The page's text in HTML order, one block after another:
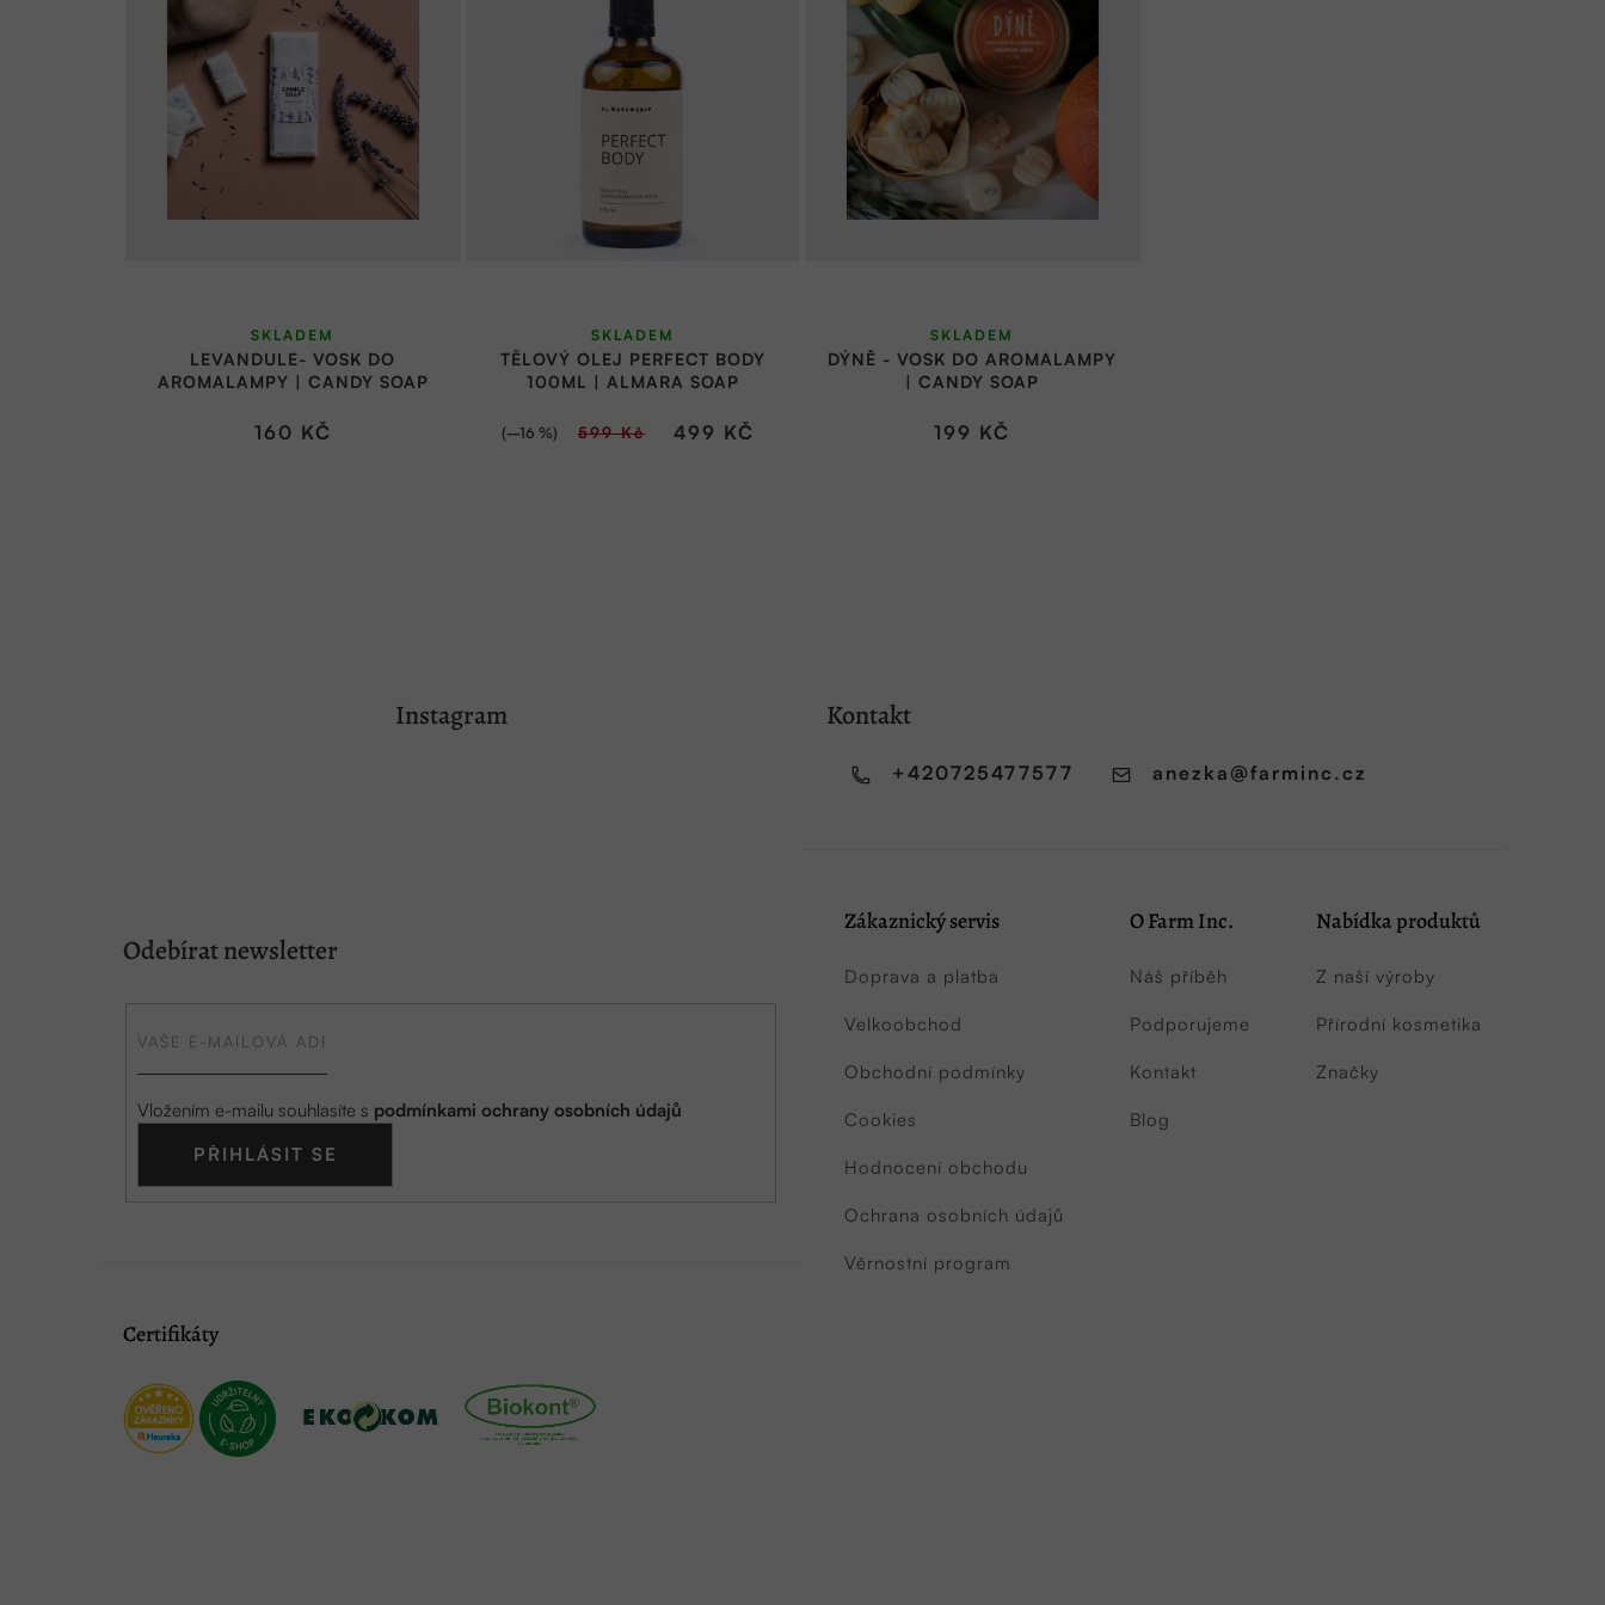
LEVANDULE- VOSK DO
AROMALAMPY | CANDY SOAP
SKLADEM
160 KČ
TĚLOVÝ OLEJ PERFECT BODY
100ML | ALMARA SOAP
SKLADEM
499 KČ
599 Kč
(–16 %)
DÝNĚ - VOSK DO AROMALAMPY
| CANDY SOAP
SKLADEM
199 KČ
Instagram Kontakt
anezka @farminc.cz
+420725477577
Odebírat newsletter
Vložením e-mailu souhlasíte s podmínkami ochrany osobních údajů
PŘIHLÁSIT SE
Zákaznický servis
Doprava a platba
Velkoobchod
Obchodní podmínky
Cookies
Hodnocení obchodu
Ochrana osobních údajů
Věrnostní program
O Farm Inc.
Náš příběh
Podporujeme
Kontakt
Blog
Nabídka produktů
Z naší výroby
Přírodní kosmetika
Značky
Certifikáty